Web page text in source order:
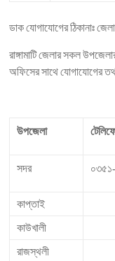
ডাক যোগাযোগের ঠিকানাঃ জেলা
রাঙ্গামাটি জেলার সকল
অফিসের সাথে যোগাযোগের
উপজেলা
সদর
কাপ্তাই
কাউখালী
রাজস্থলী